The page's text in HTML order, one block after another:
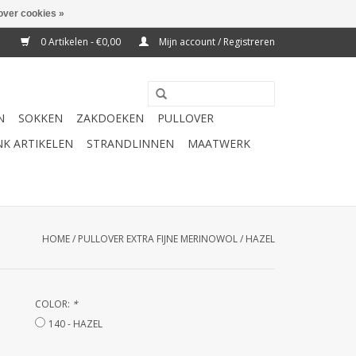
0 Artikelen - €0,00 Mijn account / Registreren
SOKKEN ZAKDOEKEN
PULLOVER
ARTIKELEN STRANDLINNEN
MAATWERK
HOME/ PULLOVER EXTRA FIJNE MERINOWOL / HAZEL
COLOR: *
140 - HAZEL
cookies »